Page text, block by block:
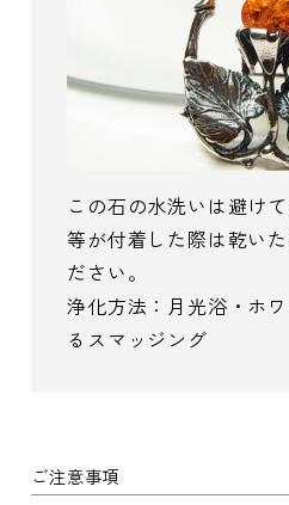
この石の水洗いは避け
等が付着した際は乾い
ださい。
浄化方法：月光浴・ホ
るスマッジング
ご注意事項